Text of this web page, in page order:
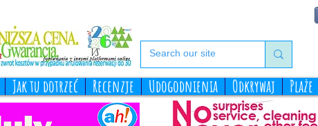
Jak tu dotrzeć Recenzje Udogodnienia Odkrywaj Plaże